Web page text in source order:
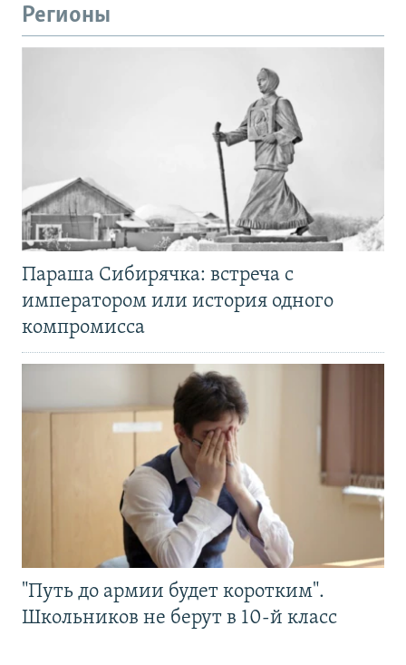
Регионы
Параша Сибирячка: встреча с
императором или история одного
компромисса
"Путь до армии будет коротким".
Школьников не берут в 10-й класс